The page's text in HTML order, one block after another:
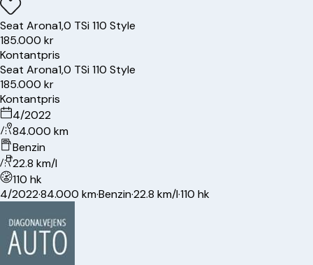
Seat Arona1,0 TSi 110 Style
185.000 kr
Kontantpris
Seat Arona1,0 TSi 110 Style
185.000 kr
Kontantpris
4/2022
84.000 km
Benzin
22.8 km/l
110 hk
4/2022·84.000 km·Benzin·22.8 km/l·110 hk